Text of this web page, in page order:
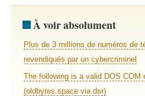
À voir absolument
Plus de 3 millions de numéros de
revendiqués par un cybercriminel
The following is a valid DOS COM
(oldbytes.space via dsr)